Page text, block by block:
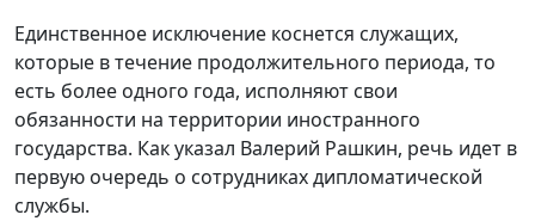
Единственное исключение коснется служащих,
которые в течение продолжительного периода, то
есть более одного года, исполняют свои
обязанности на территории иностранного
государства. Как указал Валерий Рашкин, речь идет в
первую очередь о сотрудниках дипломатической
службы.